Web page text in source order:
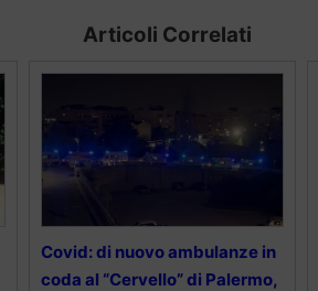
Articoli Correlati
Covid: di nuovo ambulanze in
coda al “Cervello” di Palermo,